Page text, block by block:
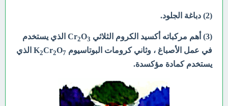
(2) دباغة الجلود.
(3) أهم مركباته أكسيد الكروم الثلاثي Cr 2O3
الذي يستخدم
في عمل الأصباغ ، وثاني كرومات البوتاسيوم K
2Cr2O7
الذي
يستخدم كمادة مؤكسدة.